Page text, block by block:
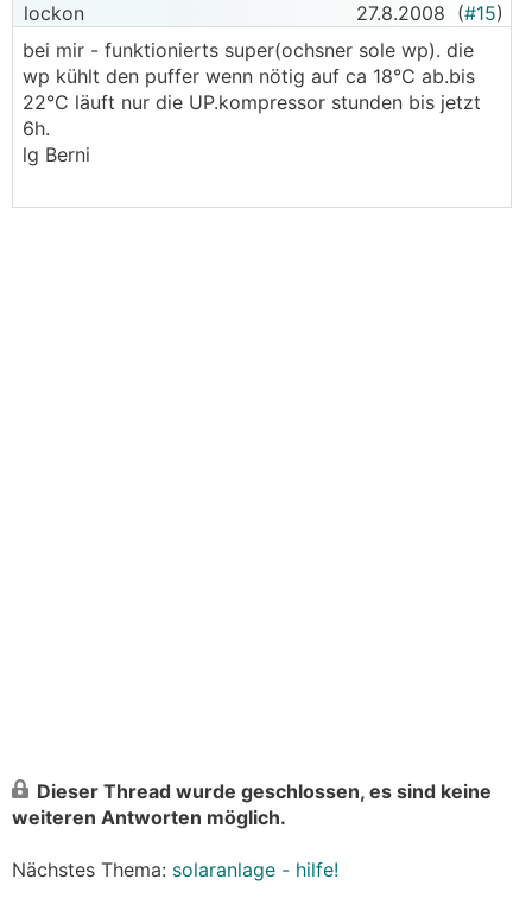
lockon 27.8.2008 (#15)
bei mir - funktionierts super(ochsner sole wp). die
wp kühlt den puffer wenn nötig auf ca 18°C ab.bis
22°C läuft nur die UP.kompressor stunden bis jetzt
6h.
lg Berni
Dieser Thread wurde geschlossen, es sind keine
weiteren Antworten möglich.
Nächstes Thema: solaranlage - hilfe!